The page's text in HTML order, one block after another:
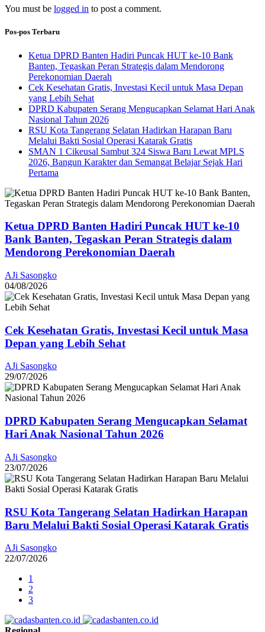
You must be logged in to post a comment.
Pos-pos Terbaru
Ketua DPRD Banten Hadiri Puncak HUT ke-10 Bank
Banten, Tegaskan Peran Strategis dalam Mendorong
Perekonomian Daerah
Cek Kesehatan Gratis, Investasi Kecil untuk Masa Depan
yang Lebih Sehat
DPRD Kabupaten Serang Mengucapkan Selamat Hari Anak
Nasional Tahun 2026
RSU Kota Tangerang Selatan Hadirkan Harapan Baru
Melalui Bakti Sosial Operasi Katarak Gratis
SMAN 1 Cikeusal Sambut 324 Siswa Baru Lewat MPLS
2026, Bangun Karakter dan Semangat Belajar Sejak Hari
Pertama
Ketua DPRD Banten Hadiri Puncak HUT ke-10
Bank Banten, Tegaskan Peran Strategis dalam
Mendorong Perekonomian Daerah
AJi Sasongko
04/08/2026
Cek Kesehatan Gratis, Investasi Kecil untuk Masa
Depan yang Lebih Sehat
AJi Sasongko
29/07/2026
DPRD Kabupaten Serang Mengucapkan Selamat
Hari Anak Nasional Tahun 2026
AJi Sasongko
23/07/2026
RSU Kota Tangerang Selatan Hadirkan Harapan
Baru Melalui Bakti Sosial Operasi Katarak Gratis
AJi Sasongko
22/07/2026
1
2
3